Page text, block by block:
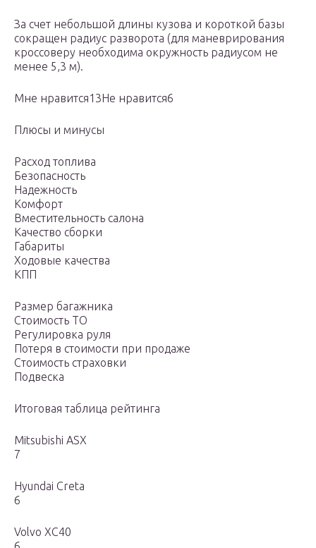
За счет небольшой длины кузова и короткой базы
сокращен радиус разворота (для маневрирования
кроссоверу необходима окружность радиусом не
менее 5,3 м).
Мне нравится13Не нравится6
Плюсы и минусы
Расход топлива
Безопасность
Надежность
Комфорт
Вместительность салона
Качество сборки
Габариты
Ходовые качества
КПП
Размер багажника
Стоимость ТО
Регулировка руля
Потеря в стоимости при продаже
Стоимость страховки
Подвеска
Итоговая таблица рейтинга
Mitsubishi ASX
7
Hyundai Creta
6
Volvo XC40